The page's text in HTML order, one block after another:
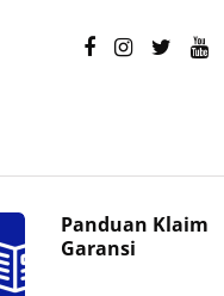
Panduan Klaim
Garansi